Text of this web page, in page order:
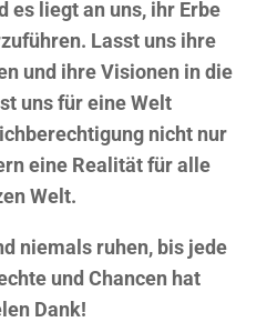
es liegt an uns, ihr Erbe
Lasst uns ihre
und ihre Visionen in die
uns für eine Welt
nicht nur
eine Realität für alle
Welt.
niemals ruhen, bis jede
und Chancen hat
Dank!